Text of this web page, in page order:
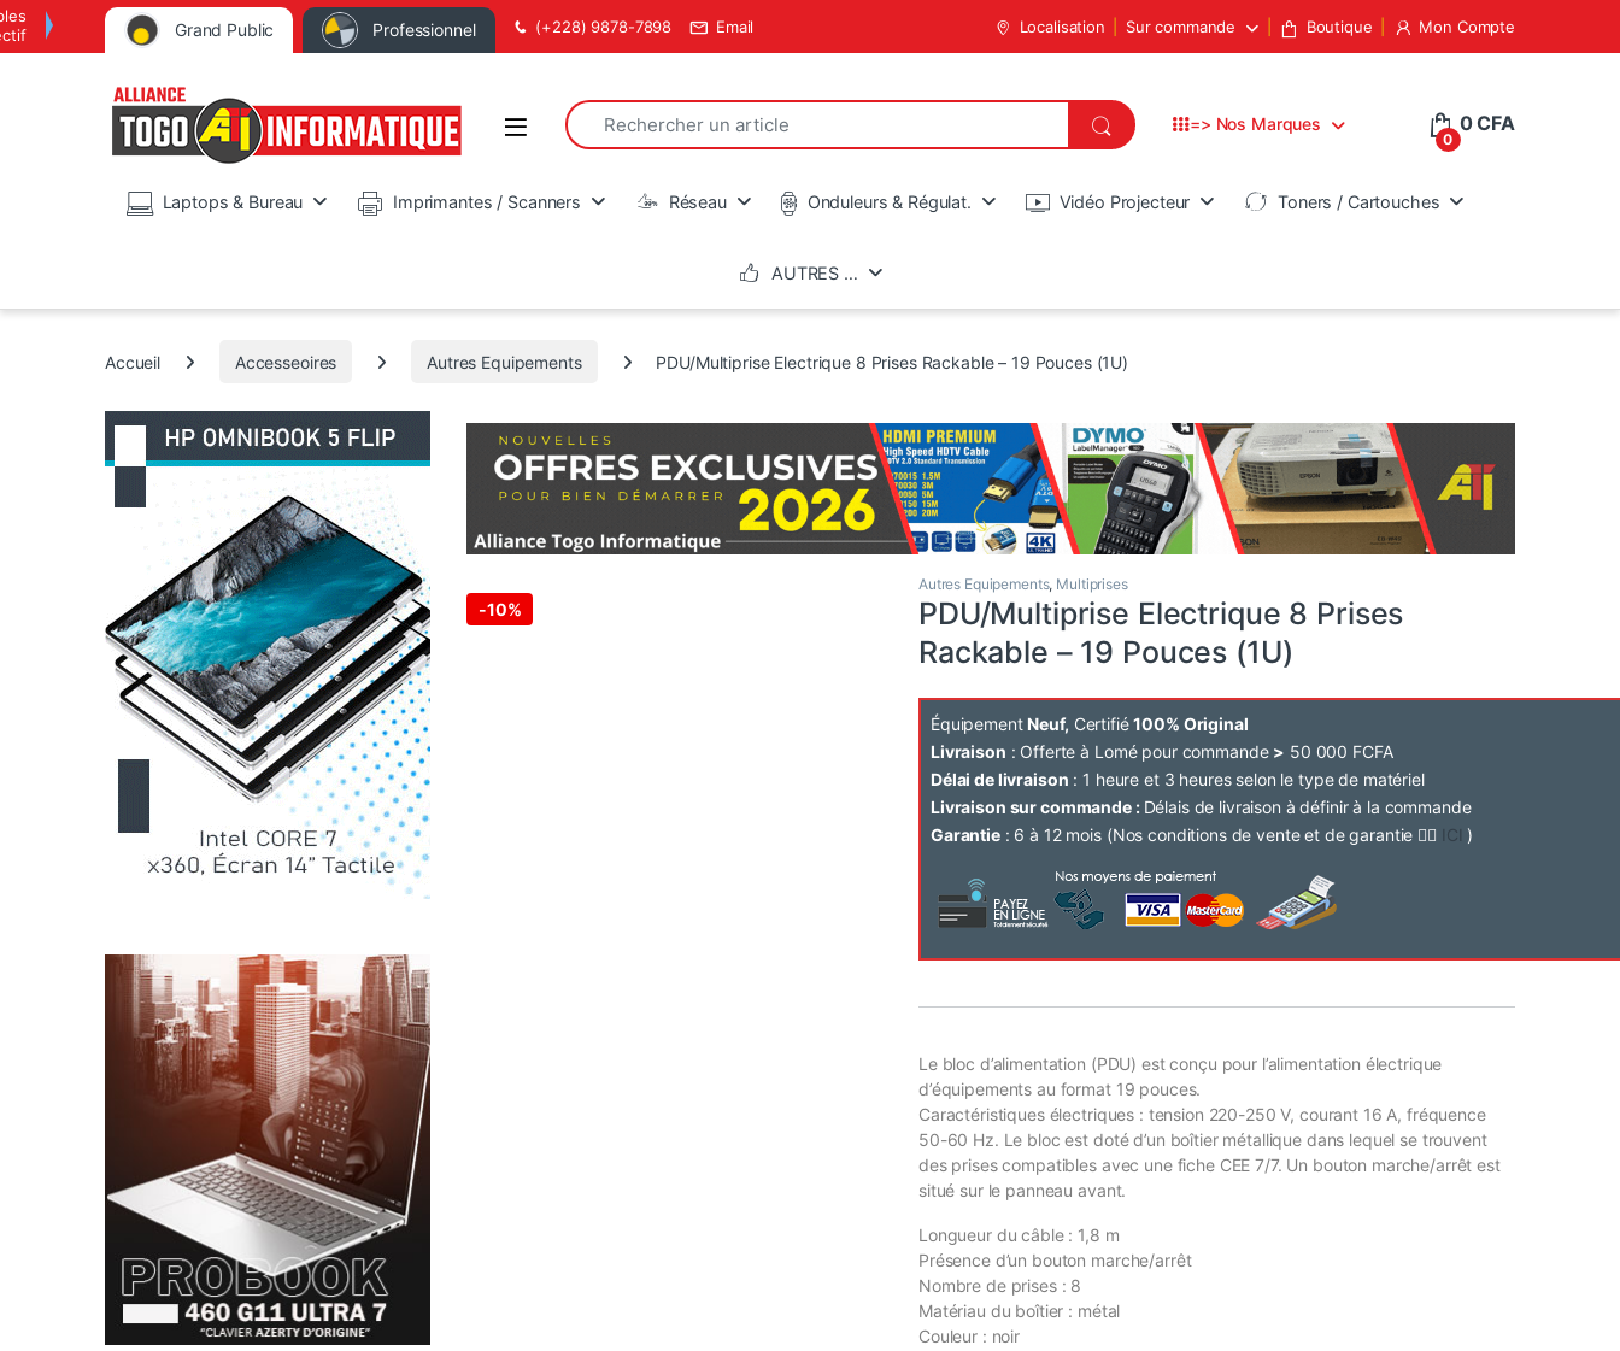
Grand Public Professionnel (+228) 9878-7898 Email Localisation Sur commande Boutique Mon Compte
Open
Search for:
=> Nos Marques
0
0CFA
Laptops & Bureau Imprimantes / Scanners Réseau Onduleurs & Régulat. Vidéo Projecteur Toners / Cartouches
AUTRES …
Accueil Accesseoires Autres Equipements PDU/Multiprise Electrique 8 Prises Rackable – 19 Pouces (1U)
-10%
Autres Equipements, Multiprises
PDU/Multiprise Electrique 8 Prises
Rackable – 19 Pouces (1U)
Équipement Neuf, Certifié100% Original
Livraison : Offerte à Lomé pour commande > 50 000 FCFA
Délai de livraison : 1 heure et 3 heures selon le type de matériel
Livraison sur commande : Délais de livraison à définir à la commande
Garantie: 6 à 12 mois (Nos conditions de vente et de garantie 👉🏽 ICI )
Le bloc d’alimentation (PDU) est conçu pour l’alimentation électrique
d’équipements au format 19 pouces.
Caractéristiques électriques : tension 220-250 V, courant 16 A, fréquence
50-60 Hz. Le bloc est doté d’un boîtier métallique dans lequel se trouvent
des prises compatibles avec une fiche CEE 7/7. Un bouton marche/arrêt est
situé sur le panneau avant.
Longueur du câble : 1,8 m
Présence d’un bouton marche/arrêt
Nombre de prises : 8
Matériau du boîtier : métal
Couleur : noir